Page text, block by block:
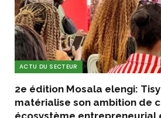
ACTU DU SECTEUR
2e édition Mosala elengi:
matérialise son ambition de
écosystème entrepreneurial